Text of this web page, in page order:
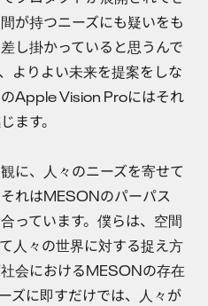
が持つニーズにも疑いをも
し掛かっていると思うんで
よりよい未来を提案をしな
Apple Vision Proにはそれ
ます。
に、人々のニーズを寄せて
れはMESONのパーパス
っています。僕らは、空間
人々の世界に対する捉え方
会におけるMESONの存在
ズに即すだけでは、人々が